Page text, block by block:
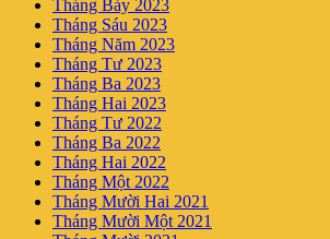
Tháng Bảy 2023
Tháng Sáu 2023
Tháng Năm 2023
Tháng Tư 2023
Tháng Ba 2023
Tháng Hai 2023
Tháng Tư 2022
Tháng Ba 2022
Tháng Hai 2022
Tháng Một 2022
Tháng Mười Hai 2021
Tháng Mười Một 2021